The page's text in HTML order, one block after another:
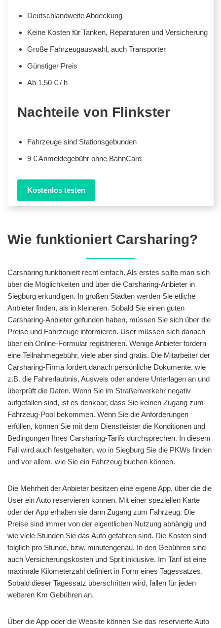
Deutschlandweite Abdeckung
Keine Kosten für Tanken, Reparaturen und Versicherung
Große Fahrzeugauswahl, auch Transporter
Günstiger Preis
Ab 1,50 € / h
Nachteile von Flinkster
Fahrzeuge sind Stationsgebunden
9 € Anmeldegebühr ohne BahnCard
Kostenlos testen
Wie funktioniert Carsharing?
Carsharing funktioniert recht einfach. Als erstes sollte man sich
über die Möglichkeiten und über die Carsharing-Anbieter in
Siegburg erkundigen. In großen Städten werden Sie etliche
Anbieter finden, als in kleineren. Sobald Sie einen guten
Carsharing-Anbieter gefunden haben, müssen Sie sich über die
Preise und Fahrzeuge informieren. User müssen sich danach
über ein Online-Formular registrieren. Wenige Anbieter fordern
eine Teilnahmegebühr, viele aber sind gratis. Die Mitarbeiter der
Carsharing-Firma fordert danach persönliche Dokumente, wie
z.B. die Fahrerlaubnis, Ausweis oder andere Unterlagen an und
überprüft die Daten. Wenn Sie im Straßenverkehr negativ
aufgefallen sind, ist es denkbar, dass Sie keinen Zugang zum
Fahrzeug-Pool bekommen. Wenn Sie die Anforderungen
erfüllen, können Sie mit dem Dienstleister die Konditionen und
Bedingungen Ihres Carsharing-Tarifs durchsprechen. In diesem
Fall wird auch festgehalten, wo in Siegburg Sie die PKWs finden
und vor allem, wie Sie ein Fahrzeug buchen können.
Die Mehrheit der Anbieter besitzen eine eigene App, über die die
User ein Auto reservieren können. Mit einer speziellen Karte
oder der App erhalten sie dann Zugang zum Fahrzeug. Die
Preise sind immer von der eigentlichen Nutzung abhängig und
wie viele Stunden Sie das Auto gefahren sind. Die Kosten sind
folglich pro Stunde, bzw. minutengenau. In den Gebühren sind
auch Versicherungskosten und Sprit inklusive. Im Tarif ist eine
maximale Kilometerzahl definiert in Form eines Tagessatzes.
Sobald dieser Tagessatz überschritten wird, fallen für jeden
weiteren Km Gebühren an.
Über die App oder die Website können Sie das reservierte Auto